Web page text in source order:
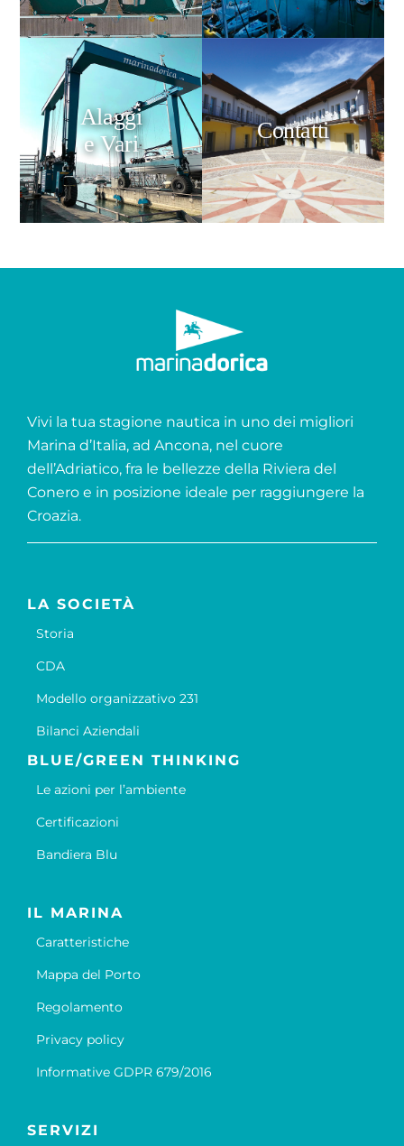
Alaggi
e Vari
Contatti
Vivi la tua stagione nautica in uno dei migliori
Marina d’Italia, ad Ancona, nel cuore
dell’Adriatico, fra le bellezze della Riviera del
Conero e in posizione ideale per raggiungere la
Croazia.
LA SOCIETÀ
Storia
CDA
Modello organizzativo 231
Bilanci Aziendali
BLUE/GREEN THINKING
Le azioni per l’ambiente
Certificazioni
Bandiera Blu
IL MARINA
Caratteristiche
Mappa del Porto
Regolamento
Privacy policy
Informative GDPR 679/2016
SERVIZI